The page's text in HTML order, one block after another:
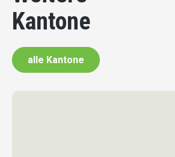
Kantone
alle Kantone